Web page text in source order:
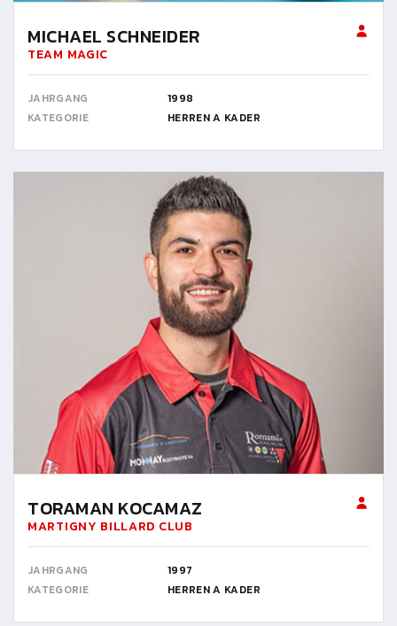
MICHAEL SCHNEIDER
TEAM MAGIC
JAHRGANG
1998
KATEGORIE
HERREN A KADER
TORAMAN KOCAMAZ
MARTIGNY BILLARD CLUB
JAHRGANG
1997
KATEGORIE
HERREN A KADER